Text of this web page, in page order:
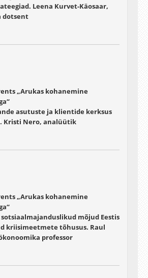
Leena Kurvet-Käosaar,
dotsent
„Arukas kohanemine
asutuste ja klientide kerksus
Kristi Nero, analüütik
„Arukas kohanemine
mõjud Eestis
kriisimeetmete tõhusus. Raul
professor